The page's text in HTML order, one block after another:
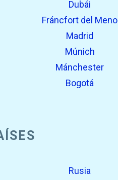
Dubái
Fráncfort del Meno
Madrid
Múnich
Mánchester
Bogotá
Rusia